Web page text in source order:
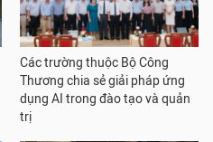
Các trường thuộc Bộ Công
Thương chia sẻ giải pháp ứng
dụng AI trong đào tạo và quản
trị